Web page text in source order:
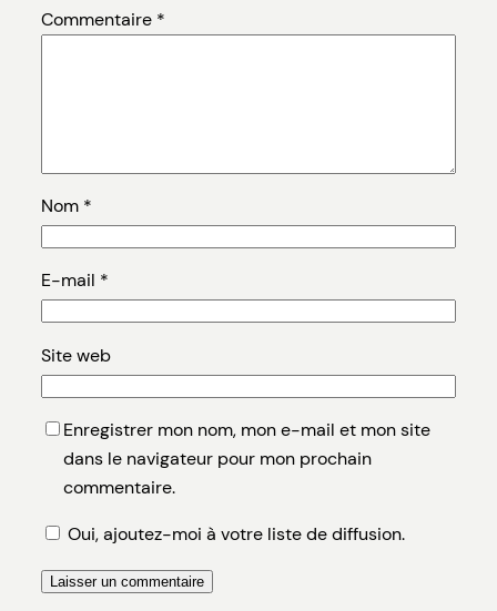
Commentaire *
Nom *
E-mail *
Site web
Enregistrer mon nom, mon e-mail et mon site
dans le navigateur pour mon prochain
commentaire.
Oui, ajoutez-moi à votre liste de diffusion.